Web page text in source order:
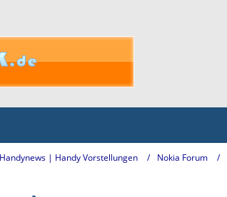
| Handy Vorstellungen Nokia Forum